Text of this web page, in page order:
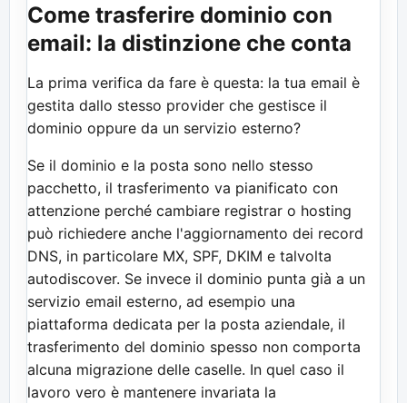
Come trasferire dominio con
email: la distinzione che conta
La prima verifica da fare è questa: la tua email è
gestita dallo stesso provider che gestisce il
dominio oppure da un servizio esterno?
Se il dominio e la posta sono nello stesso
pacchetto, il trasferimento va pianificato con
attenzione perché cambiare registrar o hosting
può richiedere anche l'aggiornamento dei record
DNS, in particolare MX, SPF, DKIM e talvolta
autodiscover. Se invece il dominio punta già a un
servizio email esterno, ad esempio una
piattaforma dedicata per la posta aziendale, il
trasferimento del dominio spesso non comporta
alcuna migrazione delle caselle. In quel caso il
lavoro vero è mantenere invariata la